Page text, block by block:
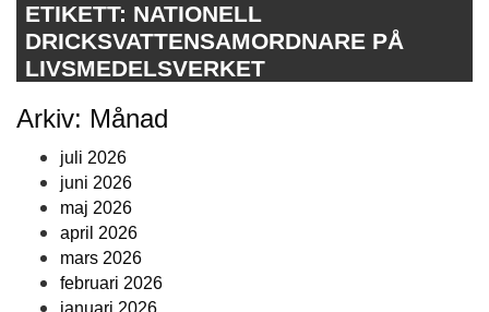
ETIKETT: NATIONELL
DRICKSVATTENSAMORDNARE PÅ
LIVSMEDELSVERKET
Arkiv: Månad
juli 2026
juni 2026
maj 2026
april 2026
mars 2026
februari 2026